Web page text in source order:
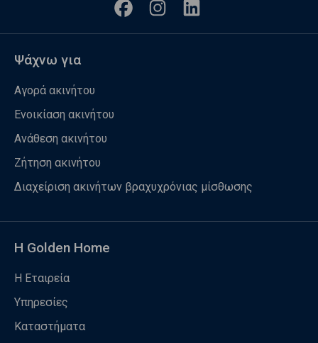
Ψάχνω για
Αγορά ακινήτου
Ενοικίαση ακινήτου
Ανάθεση ακινήτου
Ζήτηση ακινήτου
Διαχείριση ακινήτων βραχυχρόνιας μίσθωσης
Η Golden Home
Η Εταιρεία
Υπηρεσίες
Καταστήματα